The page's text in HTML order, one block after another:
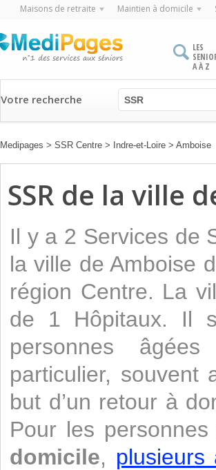
Maisons de retraite Maintien à domicile
LES
A À Z
Votre recherche SSR
Medipages > SSR Centre > Indre-et-Loire > Amboise
SSR de la ville
Il y a 2 Services de
la ville de Amboise
région Centre. La
de 1 Hôpitaux. Il
personnes
particulier, souvent
but d’un retour à
Pour les
domicile,